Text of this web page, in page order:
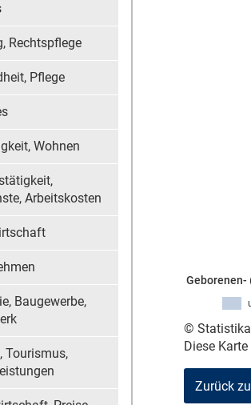
Rechtspflege
Rechtspflege
Pflege
Pflege
Wohnen
Wohnen
Verdienste, Arbeitskosten
Arbeitskosten
Baugewerbe, Handwerk
Baugewerbe,
Tourismus, Dienstleistungen
Tourismus,
Geborenen-
©
Diese
Zurück